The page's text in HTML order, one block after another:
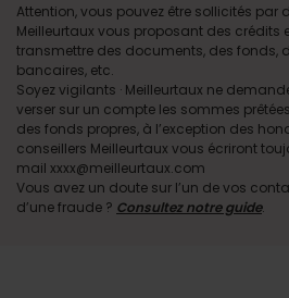
Attention, vous pouvez être sollicités par
Meilleurtaux vous proposant des
transmettre des documents, des fonds,
bancaires, etc.
Soyez vigilants · Meilleurtaux ne
verser sur un compte les sommes
des fonds propres, à l’exception des
conseillers Meilleurtaux vous écriront
mail xxxx@meilleurtaux.com
Vous avez un doute sur l’un de vos
d’une fraude ? Consultez notre guide.